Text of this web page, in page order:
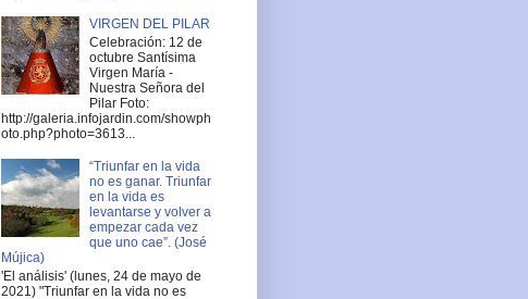
VIRGEN DEL PILAR
Celebración: 12 de
octubre Santísima
Virgen María -
Nuestra Señora del
Pilar Foto:
http://galeria.infojardin.com/showph
oto.php?photo=3613...
“Triunfar en la vida
no es ganar. Triunfar
en la vida es
levantarse y volver a
empezar cada vez
que uno cae”. (José
Mújica)
'El análisis' (lunes, 24 de mayo de
2021) "Triunfar en la vida no es